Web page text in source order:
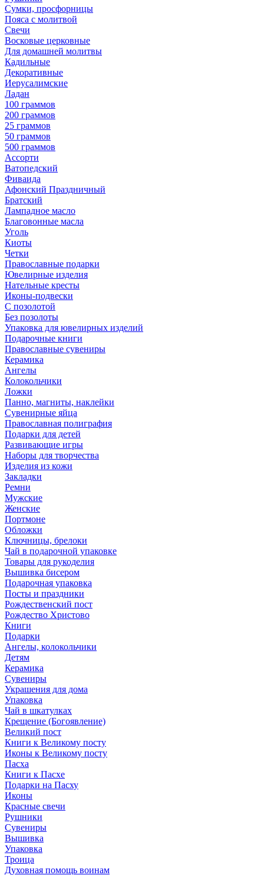
Сумки, просфорницы
Пояса с молитвой
Свечи
Восковые церковные
Для домашней молитвы
Кадильные
Декоративные
Иерусалимские
Ладан
100 граммов
200 граммов
25 граммов
50 граммов
500 граммов
Ассорти
Ватопедский
Фиваида
Афонский Праздничный
Братский
Лампадное масло
Благовонные масла
Уголь
Киоты
Четки
Православные подарки
Ювелирные изделия
Нательные кресты
Иконы-подвески
С позолотой
Без позолоты
Упаковка для ювелирных изделий
Подарочные книги
Православные сувениры
Керамика
Ангелы
Колокольчики
Ложки
Панно, магниты, наклейки
Сувенирные яйца
Православная полиграфия
Подарки для детей
Развивающие игры
Наборы для творчества
Изделия из кожи
Закладки
Ремни
Мужские
Женские
Портмоне
Обложки
Ключницы, брелоки
Чай в подарочной упаковке
Товары для рукоделия
Вышивка бисером
Подарочная упаковка
Посты и праздники
Рождественский пост
Рождество Христово
Книги
Подарки
Ангелы, колокольчики
Детям
Керамика
Сувениры
Украшения для дома
Упаковка
Чай в шкатулках
Крещение (Богоявление)
Великий пост
Книги к Великому посту
Иконы к Великому посту
Пасха
Книги к Пасхе
Подарки на Пасху
Иконы
Красные свечи
Рушники
Сувениры
Вышивка
Упаковка
Троица
Духовная помощь воинам